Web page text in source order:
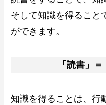
そして知識を得ること
ができます。
「読書」
知識を得ることは、行